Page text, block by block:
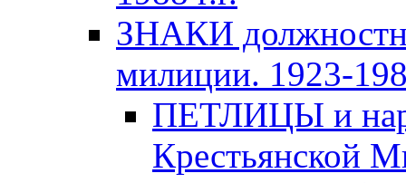
ЗНАКИ
милиции. 1923-
ПЕТЛИЦЫ и
Крестьянской